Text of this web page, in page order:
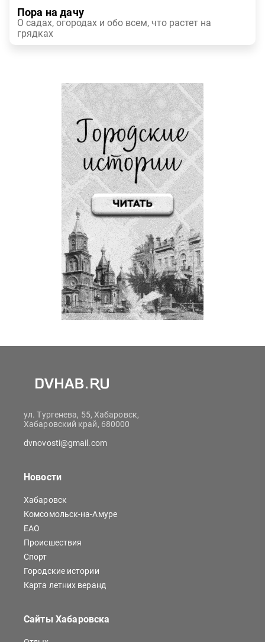
Пора на дачу
О садах, огородах и обо всем, что растет на
грядках
ул. Тургенева, 55, Хабаровск,
Хабаровский край, 680000
dvnovosti@gmail.com
Новости
Хабаровск
Комсомольск-на-Амуре
ЕАО
Происшествия
Спорт
Городские истории
Карта летних веранд
Сайты Хабаровска